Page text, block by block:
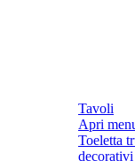
Tavoli
Apri
Toeletta
decorativi